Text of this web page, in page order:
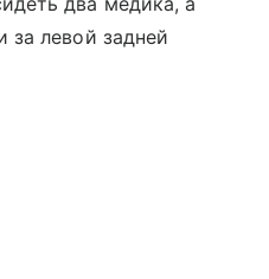
за левой задней